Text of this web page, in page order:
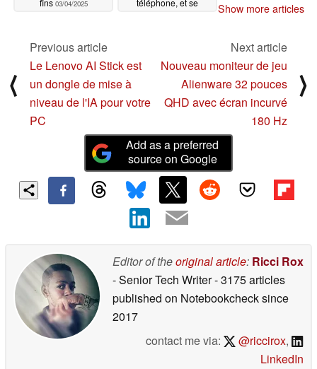
fins 03/04/2025
téléphone, et se
Show more articles
⟨
Previous article
Le Lenovo AI Stick est
un dongle de mise à
niveau de l'IA pour votre
PC
Next article
Nouveau moniteur de jeu
Alienware 32 pouces
QHD avec écran incurvé
180 Hz
⟩
Add as a preferred
source on Google
Editor of theoriginal article: Ricci Rox
- Senior Tech Writer- 3175 articles
published on Notebookchecksince
2017
contact me via:
@riccirox,
LinkedIn